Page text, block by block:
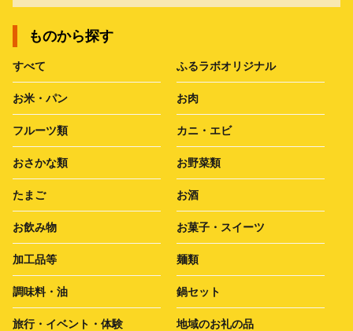
ものから探す
すべて ふるラボオリジナル
お米・パン お肉
フルーツ類 カニ・エビ
おさかな類 お野菜類
たまご お酒
お飲み物 お菓子・スイーツ
加工品等 麺類
調味料・油 鍋セット
旅行・イベント・体験 地域のお礼の品